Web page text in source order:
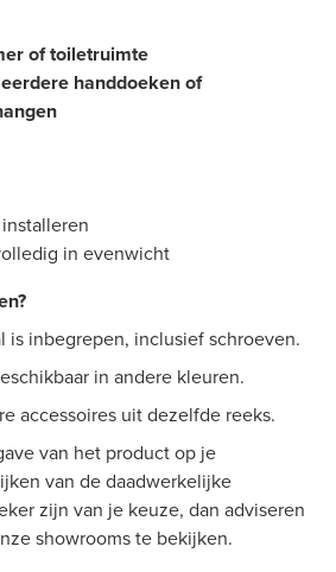
of toiletruimte
handdoeken of
in evenwicht
is inbegrepen, inclusief schroeven.
in andere kleuren.
accessoires uit dezelfde reeks.
van het product op je
van de daadwerkelijke
zijn van je keuze, dan adviseren
showrooms te bekijken.